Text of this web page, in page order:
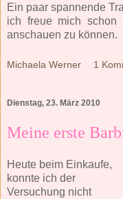
Ein paar spannende
ich freue mich schon
anschauen zu können.
Michaela Werner 1
Dienstag, 23. März 2010
Meine erste
Heute beim Einkaufe,
konnte ich der
Versuchung nicht